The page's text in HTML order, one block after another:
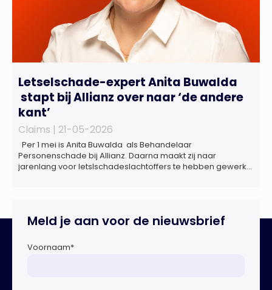
Letselschade-expert Anita Buwalda
stapt bij Allianz over naar ‘de andere
kant’
Claims | 21-05-2026
Per 1 mei is Anita Buwalda als Behandelaar
Personenschade bij Allianz. Daarna maakt zij naar
jarenlang voor letslschadeslachtoffers te hebben gewerkt
Overtoom […]
Meld je aan voor de nieuwsbrief
Voornaam*